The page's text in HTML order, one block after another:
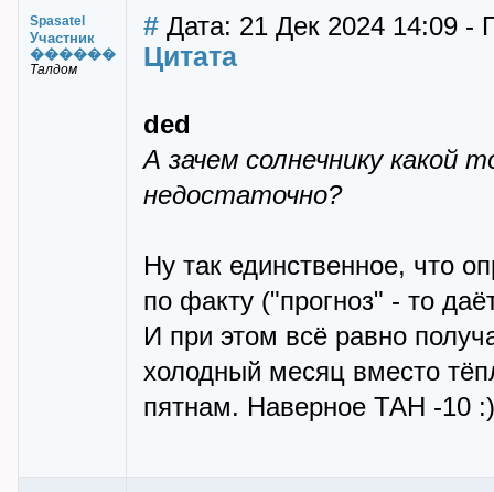
Spasatel
Участник
������
Талдом
# Дата: 21 Дек 2024 14:09 -
Цитата
ded
А зачем солнечнику какой
недостаточно?
Ну так единственное, что
по факту ("прогноз" - то
И при этом всё равно
холодный месяц вместо
пятнам. Наверное ТАН -10 :)